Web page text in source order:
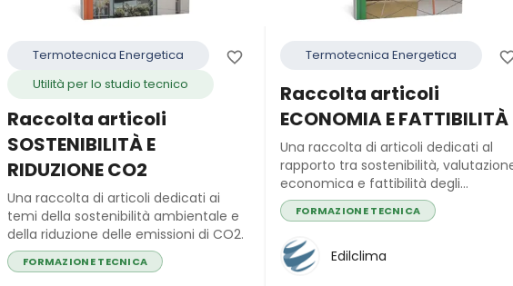
Termotecnica Energetica
Utilità per lo studio tecnico
Raccolta articoli
SOSTENIBILITÀ E
RIDUZIONE CO2
Una raccolta di articoli dedicati ai
temi della sostenibilità ambientale e
della riduzione delle emissioni di CO2.
FORMAZIONE TECNICA
Termotecnica Energetica
Raccolta articoli
ECONOMIA E FATTIBILITÀ
Una raccolta di articoli dedicati al
rapporto tra sostenibilità,
economica e fattibilità degli
interventi nel settore edilizio.
FORMAZIONE TECNICA
Edilclima